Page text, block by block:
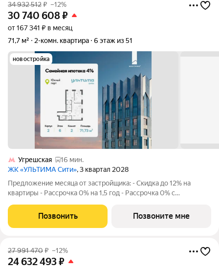
34 932 512₽ –12%
30 740 608₽
от 167 341 ₽ в месяц
71,7 м²
2-комн. квартира 6 этаж из 51
новостройка
Угрешская
16 мин.
ЖК «УЛЬТИМА Сити», 3 квартал 2028
Предложение месяца от застройщика: - Скидка до 12% на
квартиры - Рассрочка 0% на 1,5 год - Рассрочка 0% с
7% на 7 лет - Семейная ипотека без удорожания, ставка 4% -
Ипотека для всех на весь
Позвонить Позвоните мне
27 991 470₽ –12%
24 632 493₽